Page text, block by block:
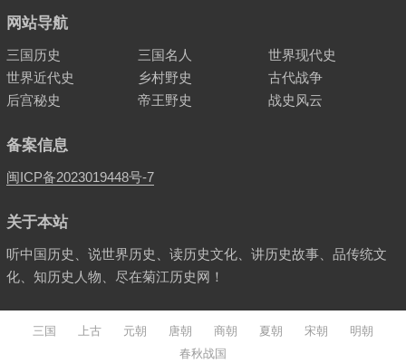
页
网站导航
三国历史 三国名人
世界现代史
世界近代史
乡村野史
古代战争
后宫秘史
帝王野史 战史风云
备案信息
闽ICP备2023019448号-7
关于本站
听中国历史、说世界历史、读历史文化、讲历史故事、品传统文
化、知历史人物、尽在菊江历史网！
三国 上古 元朝 唐朝 商朝 夏朝 宋朝
明朝
春秋战国